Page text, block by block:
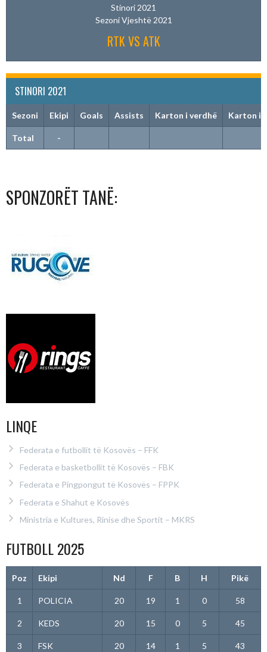
Stinori 2021
Sezoni Vjeshtë 2021
RTK VS ATK
STINORI 2021
Sezoni Ekipi Goals Assists Karton i verdhë Karton i
Total -
SPONZORËT TANË:
LINQE
Federata e futbollit të Kosovës – FFK
Federata e basketbollit të Kosovës – FBK
Federata e Pingpongut të Kosovës – FPPK
Federata e Shahut e Kosovës
Ministria e Kultures, Rinise dhe Sportit – MKRS
FUTBOLL 2025
Poz Ekipi Nd F B H Pikë
1 POLICIA 20 19 1 0 58
2 KEDS 20 15 0 5 45
3 FSK 20 14 1 5 43